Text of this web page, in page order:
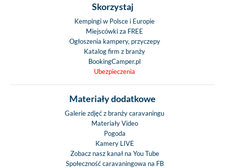
Skorzystaj
Kempingi w Polsce i Europie
Miejscówki za FREE
Ogłoszenia kampery, przyczepy
Katalog firm z branży
BookingCamper.pl
Ubezpieczenia
Materiały dodatkowe
Galerie zdjęć z branży caravaningu
Materiały Video
Pogoda
Kamery LIVE
Zobacz nasz kanał na You Tube
Społeczność caravaningowa na FB